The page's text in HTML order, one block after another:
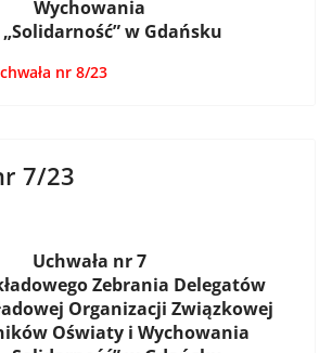
Wychowania
„Solidarność” w Gdańsku
nr 8/23
7/23
Uchwała nr 7
Zebrania Delegatów
Organizacji Związkowej
Oświaty i Wychowania